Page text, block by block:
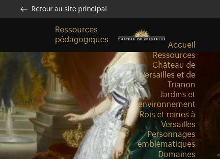
Aller au contenu principal
Retour au site principal
Ressources
pédagogiques
Accueil
Ressources
Château de
Versailles et de
Trianon
Jardins et
environnement
Rois et reines à
Versailles
Personnages
emblématiques
Domaines
Personnaliser les cookies